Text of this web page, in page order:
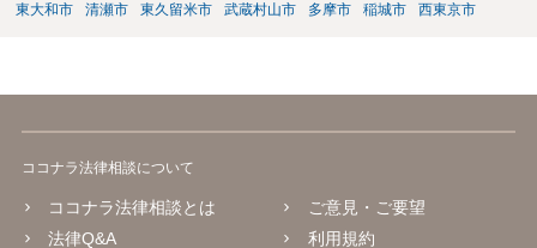
東大和市
清瀬市 東久留米市 武蔵村山市 多摩市 稲城市 西東京市
ココナラ法律相談について
ココナラ法律相談とは
法律Q&A
ご意見・ご要望
利用規約